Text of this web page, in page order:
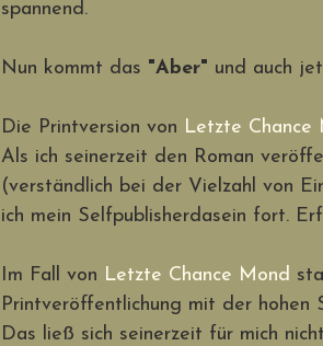
spannend.
Nun kommt das "Aber" und auch
Die Printversion von Letzte Chance
Als ich seinerzeit den Roman
(verständlich bei der Vielzahl von
ich mein Selfpublisherdasein fort.
Im Fall von Letzte Chance Mond
Printveröffentlichung mit der hohen
Das ließ sich seinerzeit für mich